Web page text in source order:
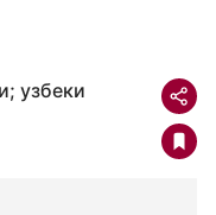
узбеки